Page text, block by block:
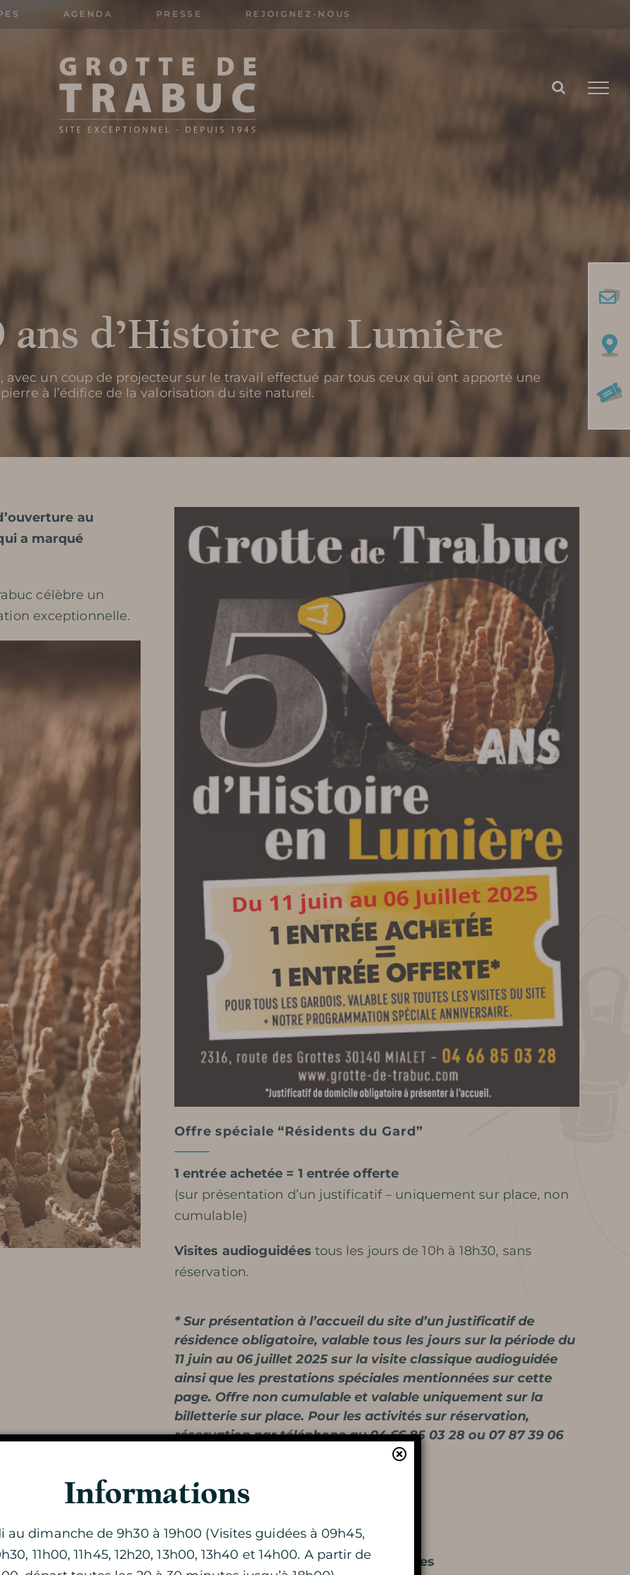
AGENDA PRESSE REJOIGNEZ-NOUS
Découvrir la
VISITE DE LA GROTTE
En apprendre
plus
LE MYSTÈRE DES 100 000
Rechercher:
ans d’Histoire en Lumière
avec un coup de projecteur sur le travail effectué par tous ceux qui ont apporté une
pierre à l’édifice de la valorisation du site naturel.
au
a marqué
célèbre un
exceptionnelle.
Offre spéciale “Résidents du Gard”
1 entrée achetée = 1 entrée offerte
(sur présentation d’un justificatif – uniquement sur place, non
cumulable)
Visites audioguidées tous les jours de 10h à 18h30, sans
réservation.
* Sur présentation à l’accueil du site d’un justificatif de
résidence obligatoire, valable tous les jours sur la période du
11 juin au 06 juillet 2025 sur la visite classique audioguidée
ainsi que les prestations spéciales mentionnées sur cette
page. Offre non cumulable et valable uniquement sur la
billetterie sur place. Pour les activités sur réservation,
réservation par téléphone au 04 66 85 03 28 ou 07 87 39 06
à carbure – Durée :
Dimanche 15 juin
De 10h00 à 18h00 : Journée des artistes
Informations
au dimanche de 9h30 à 19h00 (Visites guidées à 09h45,
11h00, 11h45, 12h20, 13h00, 13h40 et 14h00. A partir de